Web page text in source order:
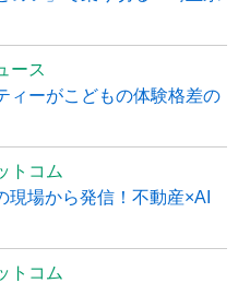
ース
ィーがこどもの体験格差の
トコム
現場から発信！不動産×AI
トコム